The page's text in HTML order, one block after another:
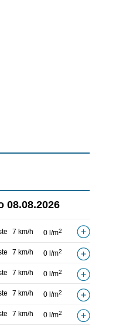
08.08.2026
7 km/h 0 l/m2
7 km/h 0 l/m2
7 km/h 0 l/m2
7 km/h 0 l/m2
7 km/h 0 l/m2